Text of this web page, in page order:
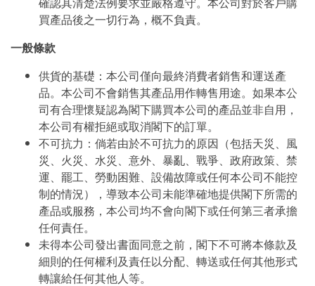
確認其清楚法例要求並嚴格遵守。本公司對於客戶購
買產品後之一切行為，概不負責。
一般條款
供貨的基礎：本公司僅向最終消費者銷售和運送產
品。本公司不會銷售其產品用作轉售用途。如果本公
司有合理懷疑認為閣下購買本公司的產品並非自用，
本公司有權拒絕或取消閣下的訂單。
不可抗力：倘若由於不可抗力的原因（包括天災、風
災、火災、水災、意外、暴亂、戰爭、政府政策、禁
運、罷工、勞動困難、設備故障或任何本公司不能控
制的情況），導致本公司未能準確地提供閣下所需的
產品或服務，本公司均不會向閣下或任何第三者承擔
任何責任。
未得本公司發出書面同意之前，閣下不可將本條款及
細則的任何權利及責任以分配、轉送或任何其他形式
轉讓給任何其他人等。